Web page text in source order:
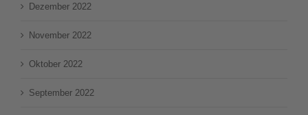
Dezember 2022
November 2022
Oktober 2022
September 2022